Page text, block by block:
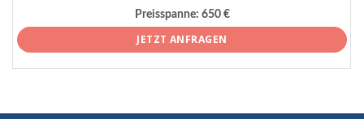
Preisspanne: 650 €
JETZT ANFRAGEN